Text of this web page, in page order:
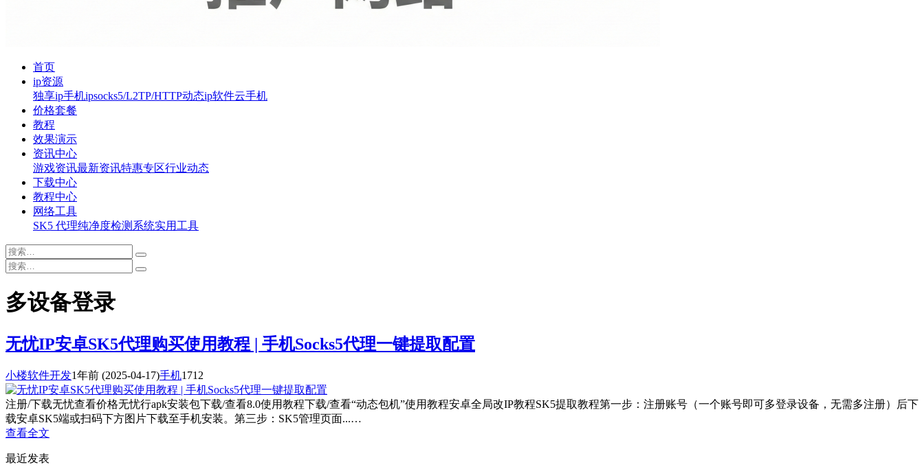
首页
ip资源
独享ip手机ipsocks5/L2TP/HTTP动态ip软件云手机
价格套餐
教程
效果演示
资讯中心
游戏资讯最新资讯特惠专区行业动态
下载中心
教程中心
网络工具
SK5 代理纯净度检测系统实用工具
多设备登录
无忧IP安卓SK5代理购买使用教程 | 手机Socks5代理一键提取配置
小楼软件开发1年前 (2025-04-17)手机1712
注册/下载无忧查看价格无忧行apk安装包下载/查看8.0使用教程下载/查看“动态包机”使用教程安卓全局改IP教程SK5提取教程第一步：注册账号（一个账号即可多登录设备，无需多注册）后下
载安卓SK5端或扫码下方图片下载至手机安装。第三步：SK5管理页面...…
查看全文
最近发表